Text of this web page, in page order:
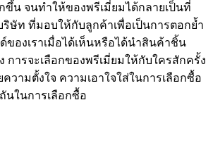
ขึ้น จนทำให้ของพรีเมี่ยมได้กลายเป็นที่
ริษัท ที่มอบให้กับลูกค้าเพื่อเป็นการตอกย้ำ
องเราเมื่อได้เห็นหรือได้นำสินค้าชิ้น
การจะเลือกของพรีเมี่ยมให้กับใครสักครั้ง
วามตั้งใจ ความเอาใจใส่ในการเลือกซื้อ
นในการเลือกซื้อ